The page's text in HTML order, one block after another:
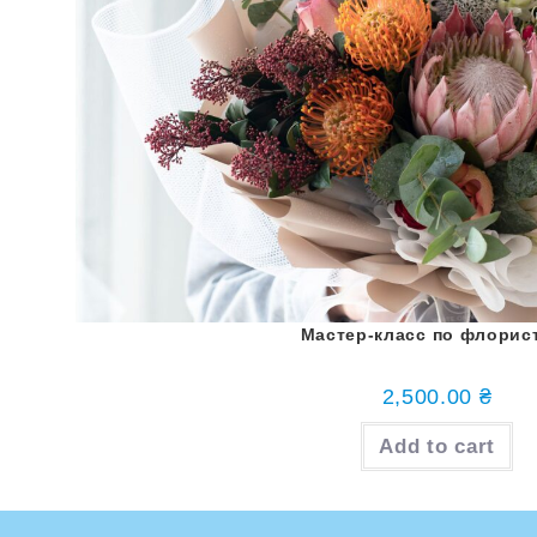
Мастер-класс по
2,500.00 ₴
Add to cart